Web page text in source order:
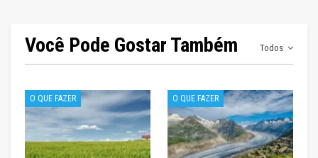
Todos
Você Pode Gostar Também
O QUE FAZER O QUE FAZER